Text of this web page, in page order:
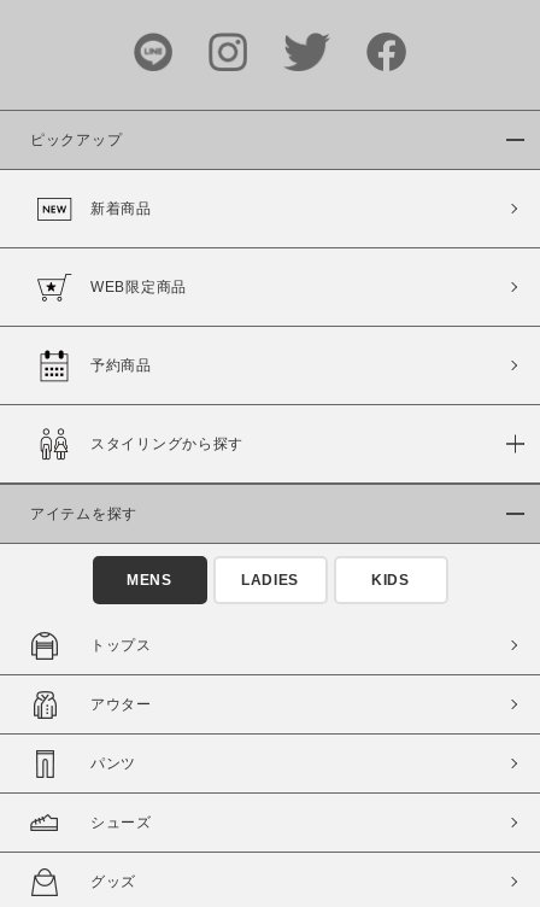
カラー
価格
～
商品タイプ
通常商品 予約商品
在庫
在庫あり 在庫なし含む
ピックアップ
新着商品
WEB限定商品
予約商品
スタイリングから探す
アイテムを探す
MENS LADIES KIDS
トップス
アウター
パンツ
シューズ
グッズ